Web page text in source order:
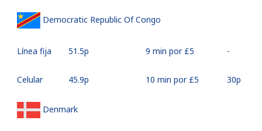
Democratic Republic Of Congo
Línea fija ⁦51.5p⁩ 9 min por ⁦£5⁩ -
Celular ⁦45.9p⁩ 10 min por ⁦£5⁩ ⁦30p⁩
Denmark